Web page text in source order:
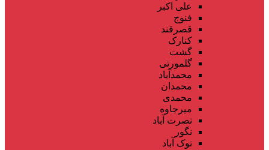
علی اکبر
فنوج
قصرقند
کنارک
گشت
گلمورتی
محمدآباد
محمدان
محمدی
میرجاوه
نصرت آباد
نگور
نوک آباد